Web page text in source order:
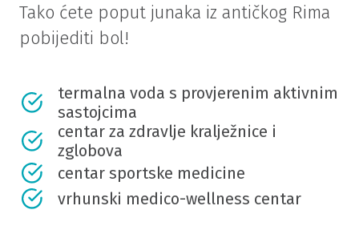
Tako ćete poput junaka iz antičkog Rima
pobijediti bol!
termalna voda s provjerenim aktivnim
sastojcima
centar za zdravlje kralježnice i
zglobova
centar sportske medicine
vrhunski medico-wellness centar